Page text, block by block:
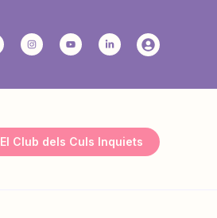
El Club dels Culs Inquiets